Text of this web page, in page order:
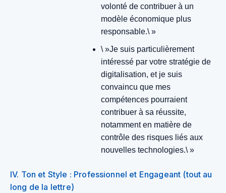
volonté de contribuer à un
modèle économique plus
responsable.\ »
\ »Je suis particulièrement
intéressé par votre stratégie de
digitalisation, et je suis
convaincu que mes
compétences pourraient
contribuer à sa réussite,
notamment en matière de
contrôle des risques liés aux
nouvelles technologies.\ »
IV. Ton et Style : Professionnel et Engageant (tout au
long de la lettre)